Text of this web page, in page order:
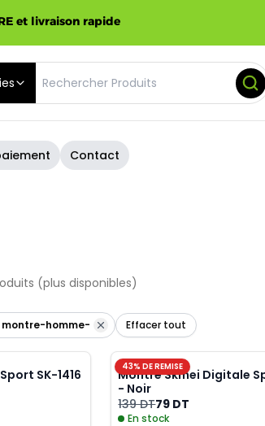
et livraison rapide
Contact
(plus disponibles)
montre-homme- Effacer tout
SK-1416
43% DE REMISE
Montre Skmei Digitale
- Noir
139 DT79 DT
En stock